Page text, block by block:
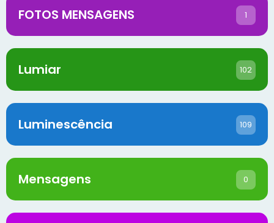
FOTOS MENSAGENS 1
Lumiar 102
Luminescência 109
Mensagens 0